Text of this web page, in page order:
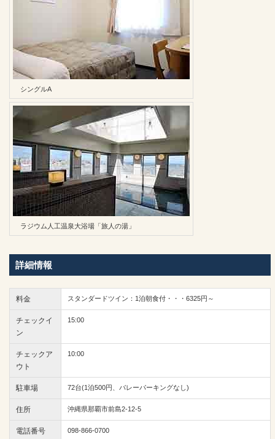
シングルA
ラジウム人工温泉大浴場「旅人の湯」
詳細情報
料金 スタンダードツイン：1泊朝食付・・・6325円～
チェックイ
ン
15:00
チェックア
ウト
10:00
駐車場 72台(1泊500円、バレーパーキングなし)
住所 沖縄県那覇市前島2-12-5
電話番号 098-866-0700